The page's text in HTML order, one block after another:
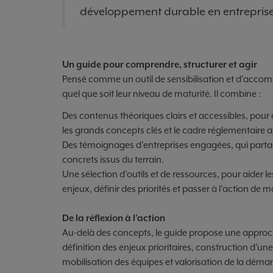
développement durable en
Un guide pour comprendre, structurer et agir
Pensé comme un outil de sensibilisation et
quel que soit leur niveau de maturité. Il combine :
Des contenus théoriques clairs et accessibles,
les grands concepts clés et le cadre réglementaire
Des témoignages d’entreprises engagées, qui
concrets issus du terrain.
Une sélection d’outils et de ressources, pour aider
enjeux, définir des priorités et passer à l’action de
De la réflexion à l’action
Au-delà des concepts, le guide propose une
définition des enjeux prioritaires, construction
mobilisation des équipes et valorisation de la